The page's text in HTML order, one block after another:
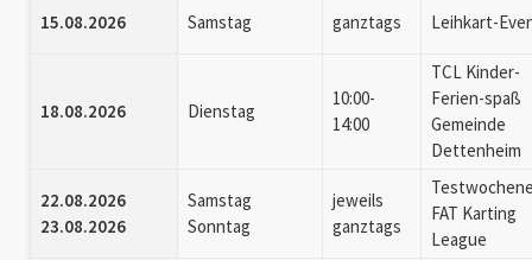
15.08.2026 Samstag ganztags Leihkart-
18.08.2026 Dienstag
10:00-
14:00
TCL Kinder-
Ferien-spaß
Gemeinde
Dettenheim
22.08.2026
23.08.2026
Samstag
Sonntag
jeweils
ganztags
FAT Karting
League